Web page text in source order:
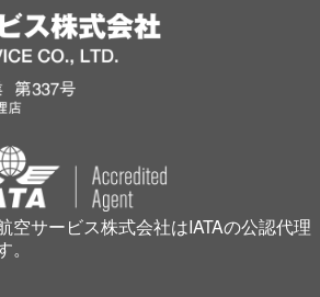
空サービス株式会社はIATAの公認代理
。